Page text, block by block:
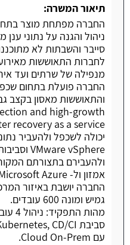
תיאור המשרה:
החברה מפתחת מוצר
ניהול והגנה על נתוני
סייבר והשבתות לא
לחברות התאוששות
מנפילה של שרתים ועד
החברה פועלת בתחום
and high-growth
יכולה לשכפל ולהעביר
ולהעבירם בתצורתם
אמזון ול- Microsoft Azure.
החברה יושבת באיזור
גמיש ומונה 600 עובדים.
עם Cloud On-Prem.